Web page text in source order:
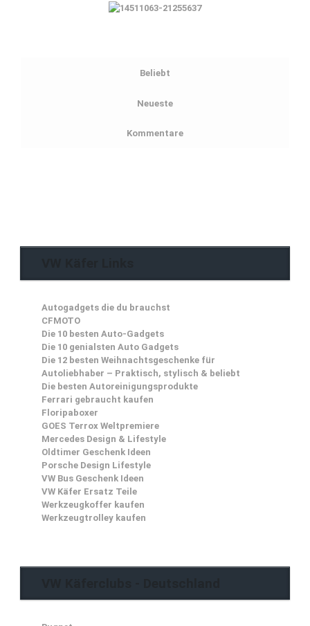
Beliebt
Neueste
Kommentare
Autogadgets die du brauchst
CFMOTO
Die 10 besten Auto-Gadgets
Die 10 genialsten Auto Gadgets
Die 12 besten Weihnachtsgeschenke für
Autoliebhaber – Praktisch, stylisch & beliebt
Die besten Autoreinigungsprodukte
Ferrari gebraucht kaufen
Floripaboxer
GOES Terrox Weltpremiere
Mercedes Design & Lifestyle
Oldtimer Geschenk Ideen
Porsche Design Lifestyle
VW Bus Geschenk Ideen
VW Käfer Ersatz Teile
Werkzeugkoffer kaufen
Werkzeugtrolley kaufen